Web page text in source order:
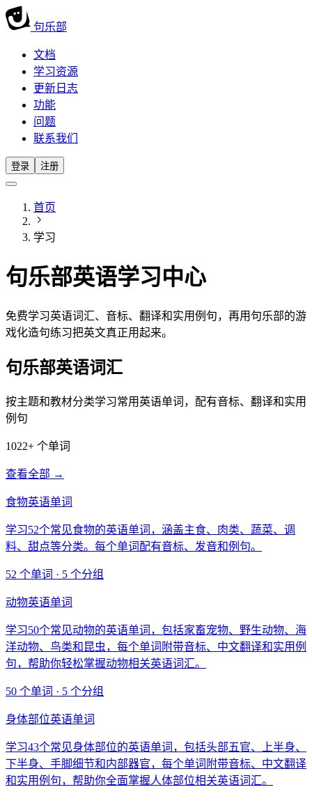
句乐部
文档
学习资源
更新日志
功能
问题
联系我们
登录 注册
首页
学习
句乐部英语学习中心
免费学习英语词汇、音标、翻译和实用例句，再用句乐部的游
戏化造句练习把英文真正用起来。
句乐部英语词汇
按主题和教材分类学习常用英语单词，配有音标、翻译和实用
例句
1022+ 个单词
查看全部 →
食物英语单词
学习52个常见食物的英语单词，涵盖主食、肉类、蔬菜、调
料、甜点等分类。每个单词配有音标、发音和例句。
52 个单词 · 5 个分组
动物英语单词
学习50个常见动物的英语单词，包括家畜宠物、野生动物、海
洋动物、鸟类和昆虫，每个单词附带音标、中文翻译和实用例
句，帮助你轻松掌握动物相关英语词汇。
50 个单词 · 5 个分组
身体部位英语单词
学习43个常见身体部位的英语单词，包括头部五官、上半身、
下半身、手脚细节和内部器官，每个单词附带音标、中文翻译
和实用例句，帮助你全面掌握人体部位相关英语词汇。